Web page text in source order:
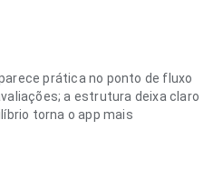
prática no ponto de fluxo
a estrutura deixa claro
torna o app mais